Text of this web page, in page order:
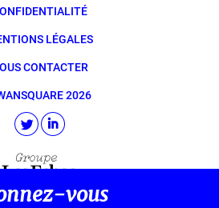
LÉGALES
CONTACTER
2026
vous